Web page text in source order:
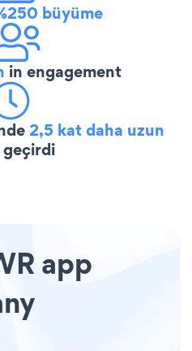
büyüme
in engagement
2,5 kat daha uzun
app